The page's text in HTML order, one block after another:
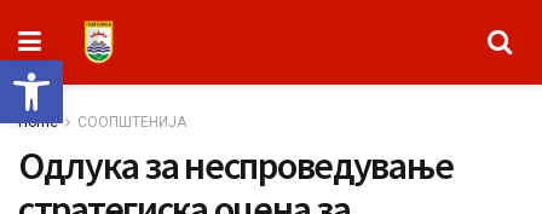
Open toolbar
Home СООПШТЕНИЈА
Одлука за неспроведување